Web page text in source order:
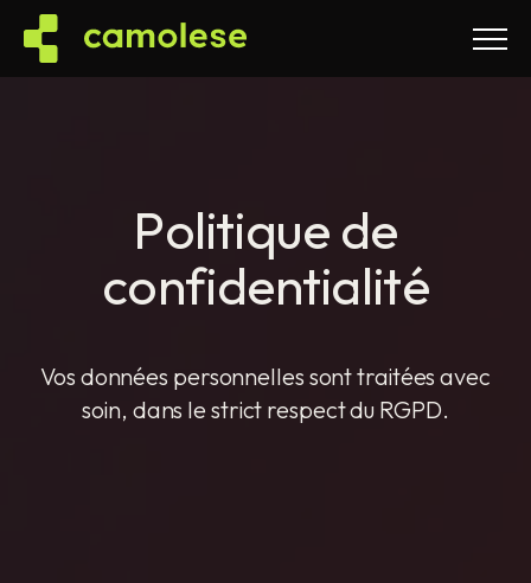
Politique de
Politique de
confidentialité
Vos données personnelles sont traitées avec
soin, dans le strict respect du RGPD.